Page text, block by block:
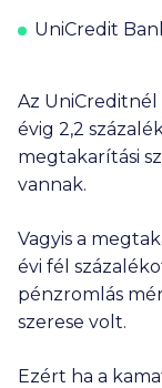
UniCredit
Az UniCreditnél
évig 2,2
megtakarítási
vannak.
Vagyis a
évi fél
pénzromlás
szerese volt.
Ezért ha a